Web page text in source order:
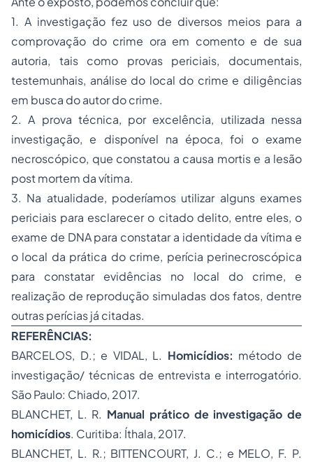
1. A investigação fez uso de diversos meios para a
comprovação do crime ora em comento e de sua
autoria, tais como provas periciais, documentais,
testemunhais, análise do local do crime e diligências
em busca do autor do crime.
2. A prova técnica, por excelência, utilizada nessa
investigação, e disponível na época, foi o exame
necroscópico, que constatou a causa mortis e a lesão
post mortem da vítima.
3. Na atualidade, poderíamos utilizar alguns exames
periciais para esclarecer o citado delito, entre eles, o
exame de DNA para constatar a identidade da vítima e
o local da prática do crime, perícia perinecroscópica
para constatar evidências no local do crime, e
realização de reprodução simuladas dos fatos, dentre
outras perícias já citadas.
REFERÊNCIAS:
BARCELOS, D.; e VIDAL, L. Homicídios: método de
investigação/ técnicas de entrevista e interrogatório.
São Paulo: Chiado, 2017.
BLANCHET, L. R. Manual prático de investigação de
homicídios. Curitiba: Íthala, 2017.
BLANCHET, L. R.; BITTENCOURT, J. C.; e MELO, F. P.